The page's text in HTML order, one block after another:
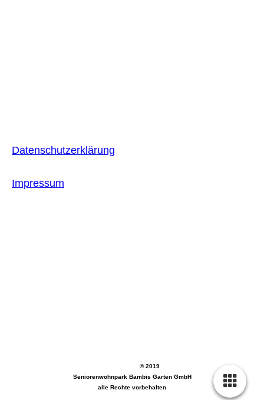
Datenschutzerklärung
Impressum
© 2019
Seniorenwohnpark Bambis Garten GmbH
alle Rechte vorbehalten